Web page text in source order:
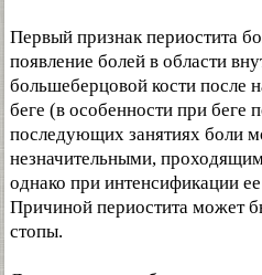
Первый признак периостита
появление болей в области
большеберцовой кости после
беге (в особенности при беге
последующих занятиях боли
незначительными,
однако при интенсификации
Причиной периостита может
стопы.